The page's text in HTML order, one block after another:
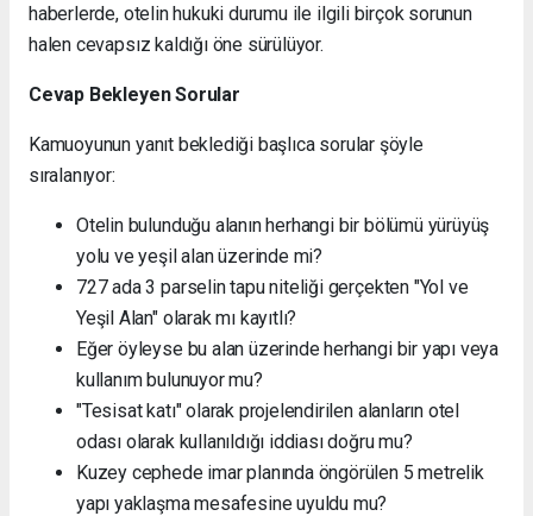
haberlerde, otelin hukuki durumu ile ilgili birçok sorunun
halen cevapsız kaldığı öne sürülüyor.
Cevap Bekleyen Sorular
Kamuoyunun yanıt beklediği başlıca sorular şöyle
sıralanıyor:
Otelin bulunduğu alanın herhangi bir bölümü yürüyüş
yolu ve yeşil alan üzerinde mi?
727 ada 3 parselin tapu niteliği gerçekten "Yol ve
Yeşil Alan" olarak mı kayıtlı?
Eğer öyleyse bu alan üzerinde herhangi bir yapı veya
kullanım bulunuyor mu?
"Tesisat katı" olarak projelendirilen alanların otel
odası olarak kullanıldığı iddiası doğru mu?
Kuzey cephede imar planında öngörülen 5 metrelik
yapı yaklaşma mesafesine uyuldu mu?